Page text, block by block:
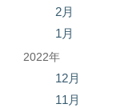
2月
1月
2022年
12月
11月